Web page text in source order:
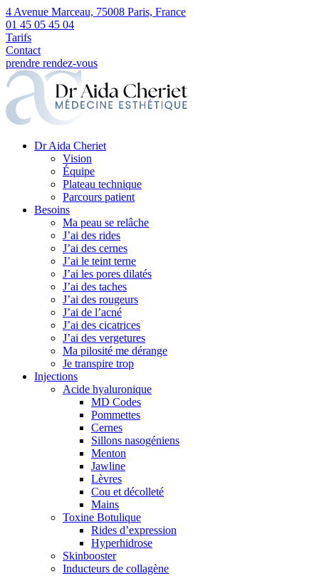
4 Avenue Marceau, 75008 Paris, France
01 45 05 45 04
Tarifs
Contact
prendre rendez-vous
Dr Aida Cheriet
Vision
Équipe
Plateau technique
Parcours patient
Besoins
Ma peau se relâche
J’ai des rides
J’ai des cernes
J’ai le teint terne
J’ai les pores dilatés
J’ai des taches
J’ai des rougeurs
J’ai de l’acné
J’ai des cicatrices
J’ai des vergetures
Ma pilosité me dérange
Je transpire trop
Injections
Acide hyaluronique
MD Codes
Pommettes
Cernes
Sillons nasogéniens
Menton
Jawline
Lèvres
Cou et décolleté
Mains
Toxine Botulique
Rides d’expression
Hyperhidrose
Skinbooster
Inducteurs de collagène